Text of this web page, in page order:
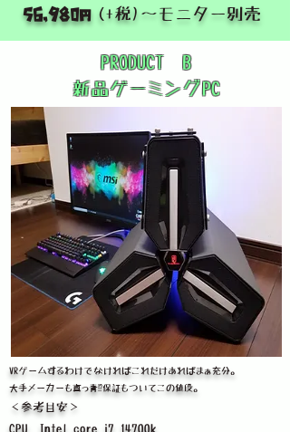
56,980円 (+税)～モニター別売
PRODUCT B
新品ゲーミングPC
VRゲームするわけでなければこれだけあればまぁ充分。
大手メーカーも真っ青⁉保証もついてこの値段。
​​＜参考目安＞
CPU Intel core i7 14700k